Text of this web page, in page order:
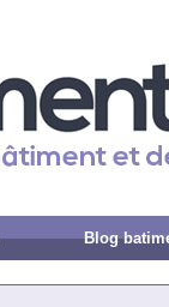
Blog